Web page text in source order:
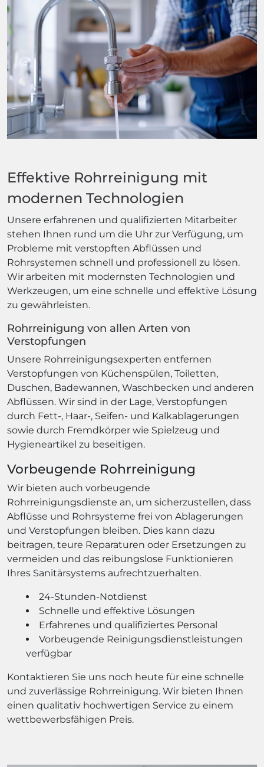
Effektive Rohrreinigung mit
modernen Technologien
Unsere erfahrenen und qualifizierten Mitarbeiter
stehen Ihnen rund um die Uhr zur Verfügung, um
Probleme mit verstopften Abflüssen und
Rohrsystemen schnell und professionell zu lösen.
Wir arbeiten mit modernsten Technologien und
Werkzeugen, um eine schnelle und effektive Lösung
zu gewährleisten.
Rohrreinigung von allen Arten von
Verstopfungen
Unsere Rohrreinigungsexperten entfernen
Verstopfungen von Küchenspülen, Toiletten,
Duschen, Badewannen, Waschbecken und anderen
Abflüssen. Wir sind in der Lage, Verstopfungen
durch Fett-, Haar-, Seifen- und Kalkablagerungen
sowie durch Fremdkörper wie Spielzeug und
Hygieneartikel zu beseitigen.
Vorbeugende Rohrreinigung
Wir bieten auch vorbeugende
Rohrreinigungsdienste an, um sicherzustellen, dass
Abflüsse und Rohrsysteme frei von Ablagerungen
und Verstopfungen bleiben. Dies kann dazu
beitragen, teure Reparaturen oder Ersetzungen zu
vermeiden und das reibungslose Funktionieren
Ihres Sanitärsystems aufrechtzuerhalten.
24-Stunden-Notdienst
Schnelle und effektive Lösungen
Erfahrenes und qualifiziertes Personal
Vorbeugende Reinigungsdienstleistungen
verfügbar
Kontaktieren Sie uns noch heute für eine schnelle
und zuverlässige Rohrreinigung. Wir bieten Ihnen
einen qualitativ hochwertigen Service zu einem
wettbewerbsfähigen Preis.